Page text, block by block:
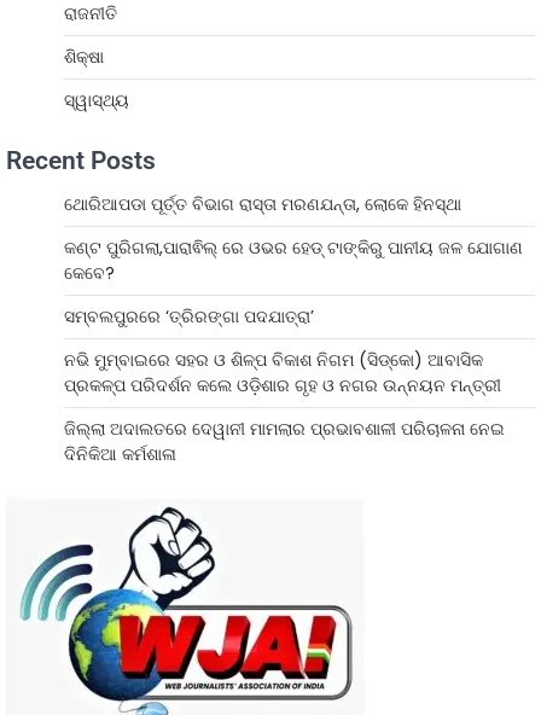
ରାଜନୀତି
ଶିକ୍ଷା
ସ୍ୱାସ୍ଥ୍ୟ
Recent Posts
ଥୋରିଆପଡା ପୂର୍ତ୍ତ ବିଭାଗ ରାସ୍ତା ମରଣଯନ୍ତା, ଲୋକେ ହିନସ୍ଥା
କଣ୍ଟ ପୁରିଗଲା,ପାରାଵିଲ୍ ରେ ଓଭର ହେଡ୍ ଟାଙ୍କିରୁ ପାନୀୟ ଜଳ ଯୋଗାଣ
କେବେ?
ସମ୍ବଲପୁରରେ ‘ତ୍ରିରଙ୍ଗା ପଦଯାତ୍ରା’
ନଭି ମୁମ୍ବାଇରେ ସହର ଓ ଶିଳ୍ପ ବିକାଶ ନିଗମ (ସିଡ୍‌କୋ) ଆବାସିକ
ପ୍ରକଳ୍ପ ପରିଦର୍ଶନ କଲେ ଓଡ଼ିଶାର ଗୃହ ଓ ନଗର ଉନ୍ନୟନ ମନ୍ତ୍ରୀ
ଜିଲ୍ଲା ଅଦାଲତରେ ଦେୱାନୀ ମାମଲାର ପ୍ରଭାବଶାଳୀ ପରିଚାଳନା ନେଇ
ଦିନିକିଆ କର୍ମଶାଳା